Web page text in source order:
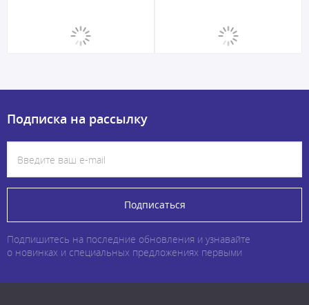
Подписка на рассылку
Подписаться
Подпишитесь на последние обновления и узнавайте
о новинках и специальных предложениях первыми